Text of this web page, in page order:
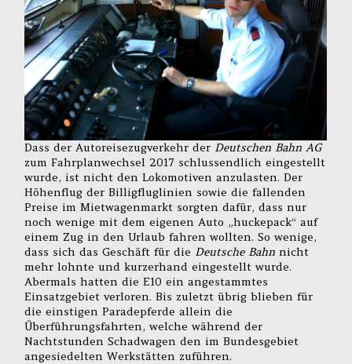
Dass der Autoreisezugverkehr der Deutschen Bahn AG
zum Fahrplanwechsel 2017 schlussendlich eingestellt
wurde, ist nicht den Lokomotiven anzulasten. Der
Höhenflug der Billigfluglinien sowie die fallenden
Preise im Mietwagenmarkt sorgten dafür, dass nur
noch wenige mit dem eigenen Auto „huckepack“ auf
einem Zug in den Urlaub fahren wollten. So wenige,
dass sich das Geschäft für die Deutsche Bahn nicht
mehr lohnte und kurzerhand eingestellt wurde.
Abermals hatten die E10 ein angestammtes
Einsatzgebiet verloren. Bis zuletzt übrig blieben für
die einstigen Paradepferde allein die
Überführungsfahrten, welche während der
Nachtstunden Schadwagen den im Bundesgebiet
angesiedelten Werkstätten zuführen.